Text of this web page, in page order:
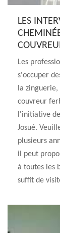
LES
Les
s'occuper
la
couvreur
l'initiative
Josué.
plusieurs
il peut
à toutes les
suffit de